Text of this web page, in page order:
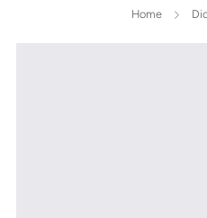
Home